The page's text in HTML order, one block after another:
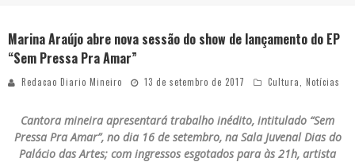
Marina Araújo abre nova sessão do show de lançamento do EP
“Sem Pressa Pra Amar”
Redacao Diario Mineiro 13 de setembro de 2017 Cultura Notícias
Cantora mineira apresentará trabalho inédito, intitulado “Sem
Pressa Pra Amar”, no dia 16 de setembro, na Sala Juvenal Dias do
Palácio das Artes; com ingressos esgotados para às 21h, artista